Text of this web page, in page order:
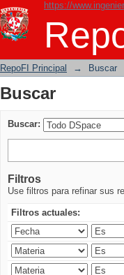
https://
Buscar
RepoFI Principal → Buscar
Buscar
Buscar:
Filtros
Use filtros para refinar sus
Filtros actuales: